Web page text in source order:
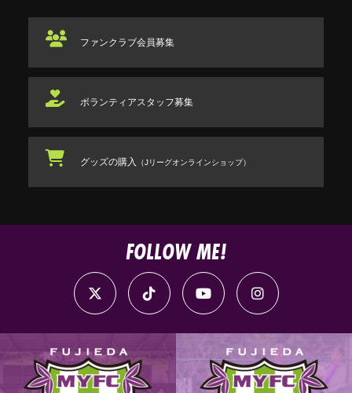
ファンクラブ会員募集
ボランティアスタッフ募集
グッズの購入 （Jリーグオンラインショップ）
FOLLOW ME!